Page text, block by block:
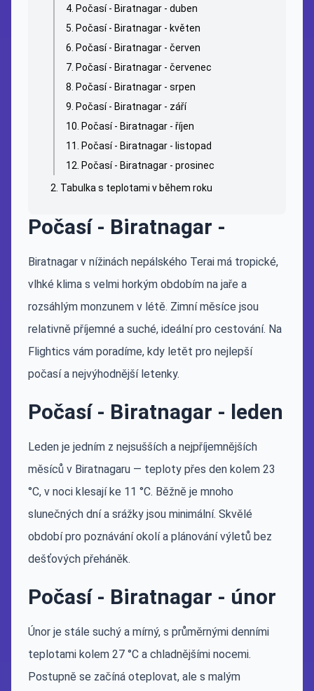
Počasí - Biratnagar - duben
Počasí - Biratnagar - květen
Počasí - Biratnagar - červen
Počasí - Biratnagar - červenec
Počasí - Biratnagar - srpen
Počasí - Biratnagar - září
Počasí - Biratnagar - říjen
Počasí - Biratnagar - listopad
Počasí - Biratnagar - prosinec
Tabulka s teplotami v během roku
Počasí - Biratnagar -
Biratnagar v nížinách nepálského Terai má tropické,
vlhké klima s velmi horkým obdobím na jaře a
rozsáhlým monzunem v létě. Zimní měsíce jsou
relativně příjemné a suché, ideální pro cestování. Na
Flightics vám poradíme, kdy letět pro nejlepší
počasí a nejvýhodnější letenky.
Počasí - Biratnagar - leden
Leden je jedním z nejsušších a nejpříjemnějších
měsíců v Biratnagaru — teploty přes den kolem 23
°C, v noci klesají ke 11 °C. Běžně je mnoho
slunečných dní a srážky jsou minimální. Skvělé
období pro poznávání okolí a plánování výletů bez
dešťových přeháněk.
Počasí - Biratnagar - únor
Únor je stále suchý a mírný, s průměrnými denními
teplotami kolem 27 °C a chladnějšími nocemi.
Postupně se začíná oteplovat, ale s malým